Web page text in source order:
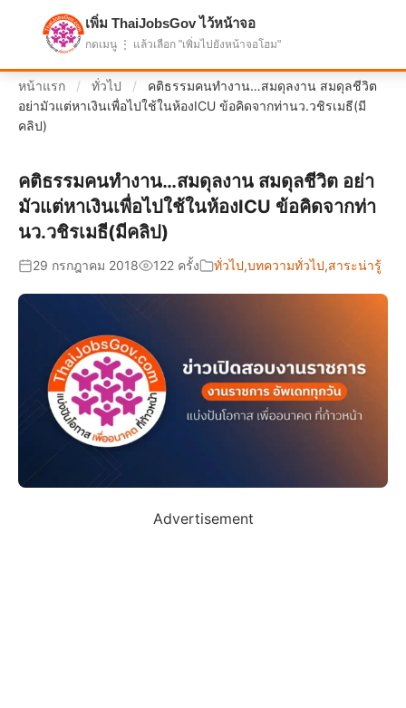
แบ่งปันโอกาส เพื่ออนาคตที่ก้าวหน้า
หน้าแรก / ทั่วไป /
คติธรรมคนทำงาน…สมดุลงาน สมดุลชีวิต
อย่ามัวแต่หาเงินเพื่อไปใช้ในห้องICU ข้อคิดจากท่านว.วชิรเมธี(มี
คลิป)
คติธรรมคนทำงาน…สมดุลงาน สมดุลชีวิต อย่า
มัวแต่หาเงินเพื่อไปใช้ในห้องICU ข้อคิดจากท่า
นว.วชิรเมธี(มีคลิป)
29 กรกฎาคม 2018 122 ครั้ง ทั่วไป,บทความทั่วไป,สาระน่ารู้
Advertisement
เพิ่ม ThaiJobsGov ไว้หน้าจอ
กดเมนู ⋮ แล้วเลือก "เพิ่มไปยังหน้าจอโฮม"